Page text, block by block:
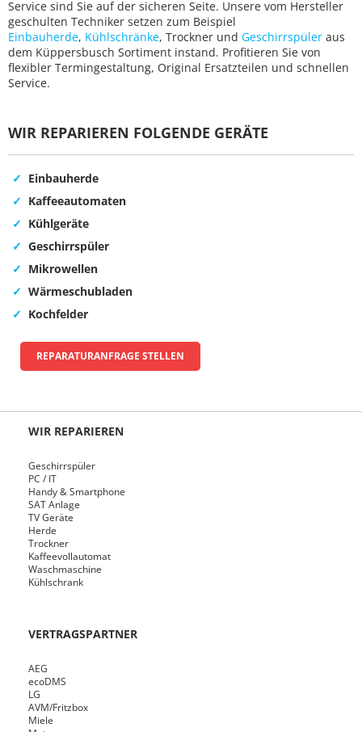
Service sind Sie auf der sicheren Seite. Unsere vom Hersteller
geschulten Techniker setzen zum Beispiel
Einbauherde, Kühlschränke, Trockner und Geschirrspüler aus
dem Küppersbusch Sortiment instand. Profitieren Sie von
flexibler Termingestaltung, Original Ersatzteilen und schnellen
Service.
WIR REPARIEREN FOLGENDE GERÄTE
Einbauherde
Kaffeeautomaten
Kühlgeräte
Geschirrspüler
Mikrowellen
Wärmeschubladen
Kochfelder
REPARATURANFRAGE STELLEN
WIR REPARIEREN
Geschirrspüler
PC / IT
Handy & Smartphone
SAT Anlage
TV Geräte
Herde
Trockner
Kaffeevollautomat
Waschmaschine
Kühlschrank
VERTRAGSPARTNER
AEG
ecoDMS
LG
AVM/Fritzbox
Miele